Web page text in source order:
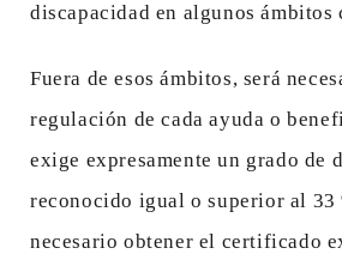
discapacidad en algunos ámbitos
Fuera de esos ámbitos, será
regulación de cada ayuda o
exige expresamente un grado de
reconocido igual o superior al 33
necesario obtener el certificado